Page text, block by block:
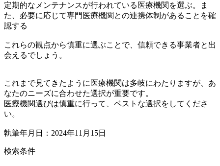
定期的なメンテナンスが行われている医療機関を選ぶ。ま
た、必要に応じて専門医療機関との連携体制があることを確
認する
これらの観点から慎重に選ぶことで、信頼できる事業者と出
会えるでしょう。
これまで見てきたように医療機関は多岐にわたりますが、あ
なたのニーズに合わせた選択が重要です。
医療機関選びは慎重に行って、ベストな選択をしてくださ
い。
執筆年月日：2024年11月15日
検索条件